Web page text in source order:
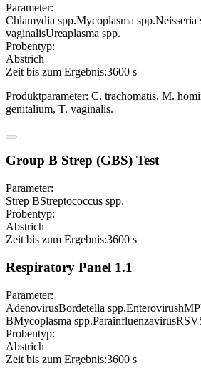
Parameter:
Chlamydia spp.Mycoplasma spp.Neisseria
vaginalisUreaplasma spp.
Probentyp:
Abstrich
Zeit bis zum Ergebnis:3600 s
Produktparameter: C. trachomatis, M.
genitalium, T. vaginalis.
Group B Strep (GBS) Test
Parameter:
Strep BStreptococcus spp.
Probentyp:
Abstrich
Zeit bis zum Ergebnis:3600 s
Respiratory Panel 1.1
Parameter:
AdenovirusBordetella spp.Enterovirus
BMycoplasma spp.ParainfluenzavirusRSV
Probentyp:
Abstrich
Zeit bis zum Ergebnis:3600 s